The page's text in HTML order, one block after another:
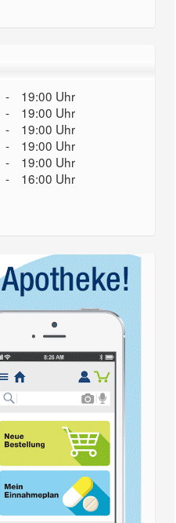
-
19:00 Uhr
-
19:00 Uhr
-
19:00 Uhr
-
19:00 Uhr
-
19:00 Uhr
- 16:00 Uhr